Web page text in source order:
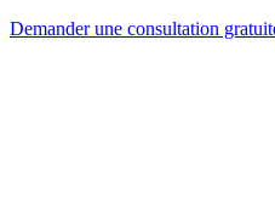
Demander une consultation